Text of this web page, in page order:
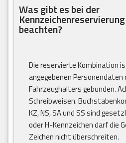
Was gibt es bei der
beachten?
Die reservierte Kombination
angegebenen
Fahrzeughalters gebunden.
Schreibweisen.
KZ, NS, SA und SS sind
oder H-Kennzeichen darf die
Zeichen nicht überschreiten.